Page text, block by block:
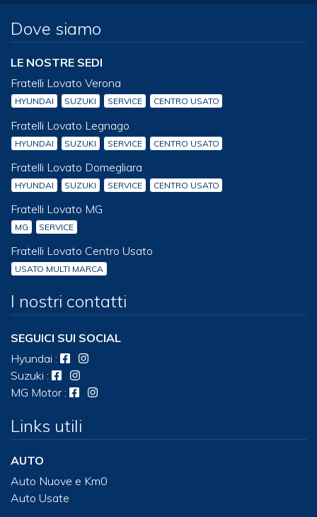
Dove siamo
LE NOSTRE SEDI
Fratelli Lovato Verona
HYUNDAI SUZUKI SERVICE CENTRO USATO
Fratelli Lovato Legnago
HYUNDAI SUZUKI SERVICE CENTRO USATO
Fratelli Lovato Domegliara
HYUNDAI SUZUKI SERVICE CENTRO USATO
Fratelli Lovato MG
MG SERVICE
Fratelli Lovato Centro Usato
USATO MULTI MARCA
I nostri contatti
SEGUICI SUI SOCIAL
Hyundai :
Suzuki :
MG Motor :
Links utili
AUTO
Auto Nuove e Km0
Auto Usate